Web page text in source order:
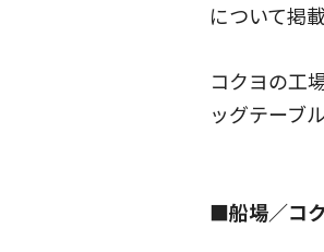
について掲
コクヨの工
ッグテーブ
■船場／コ